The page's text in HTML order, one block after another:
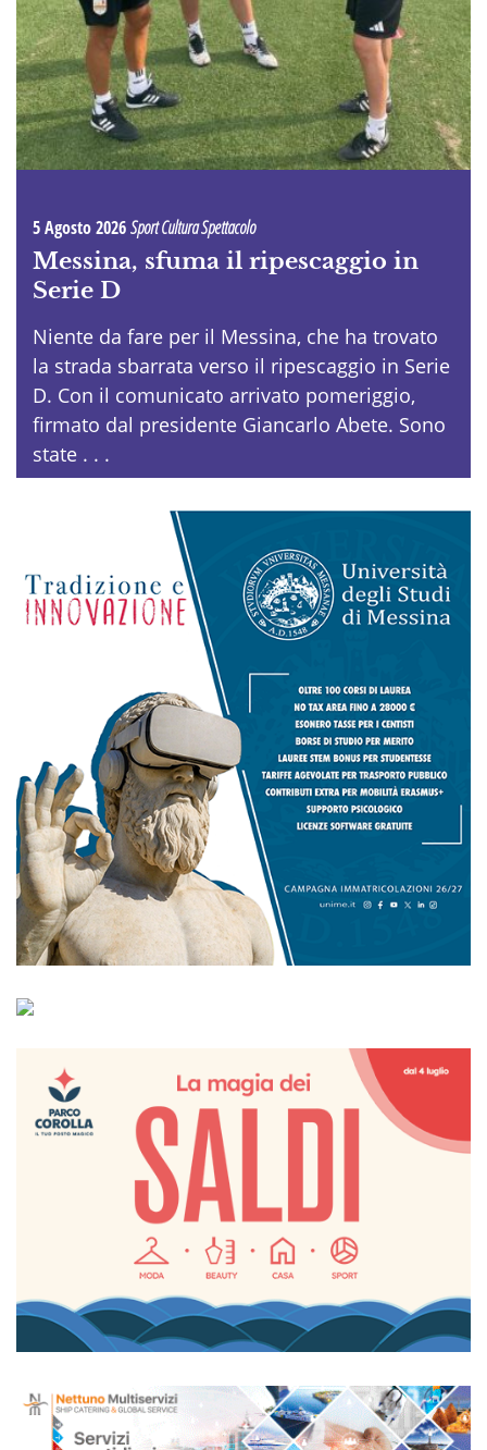
5 Agosto 2026Sport Cultura Spettacolo
Messina, sfuma il ripescaggio in
Serie D
Niente da fare per il Messina, che ha trovato
la strada sbarrata verso il ripescaggio in Serie
D. Con il comunicato arrivato pomeriggio,
firmato dal presidente Giancarlo Abete. Sono
state . . .